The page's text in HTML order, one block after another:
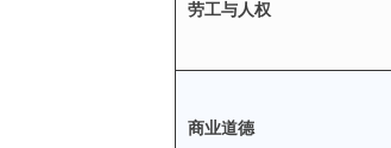
劳工与人权
商业道德